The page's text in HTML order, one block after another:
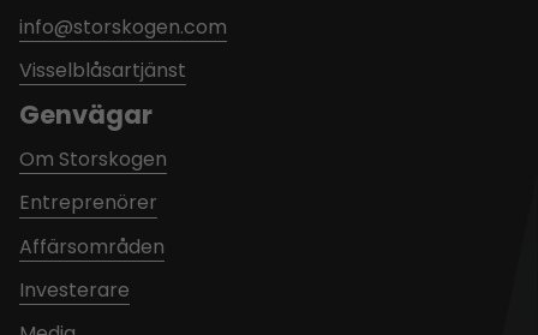
info@storskogen.com
Visselblåsartjänst
Genvägar
Om Storskogen
Entreprenörer
Affärsområden
Investerare